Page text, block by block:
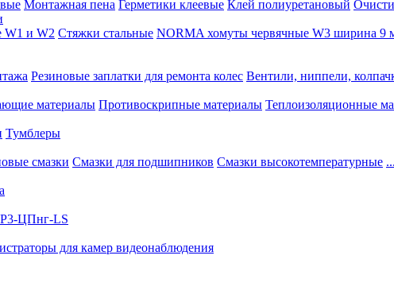
Монтажная пена Герметики клеевые Клей полиуретановый
W1 и W2 Стяжки стальные NORMA хомуты червячные W3 ширина 9
Резиновые заплатки для ремонта колес Вентили, ниппели,
материалы Противоскрипные материалы Теплоизоляционные
Тумблеры
смазки Смазки для подшипников Смазки высокотемпературные
ЦПнг-LS
для камер видеонаблюдения